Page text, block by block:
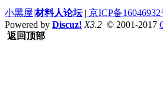
小黑屋|材料人论坛 | 京ICP备
Powered by Discuz! X3.2 © 2001-2017
返回顶部